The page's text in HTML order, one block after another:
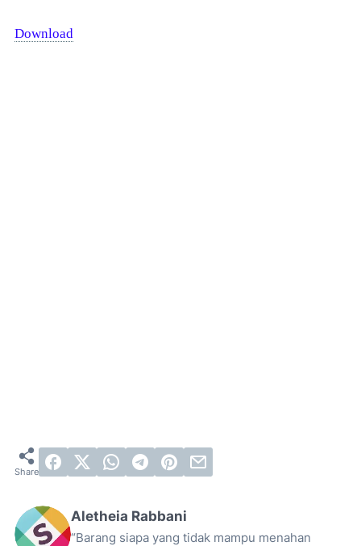
Download
Aletheia Rabbani
“Barang siapa yang tidak mampu menahan